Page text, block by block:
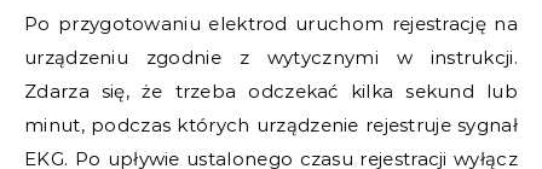
Po przygotowaniu elektrod uruchom rejestrację na
urządzeniu zgodnie z wytycznymi w instrukcji.
Zdarza się, że trzeba odczekać kilka sekund lub
minut, podczas których urządzenie rejestruje sygnał
EKG. Po upływie ustalonego czasu rejestracji wyłącz